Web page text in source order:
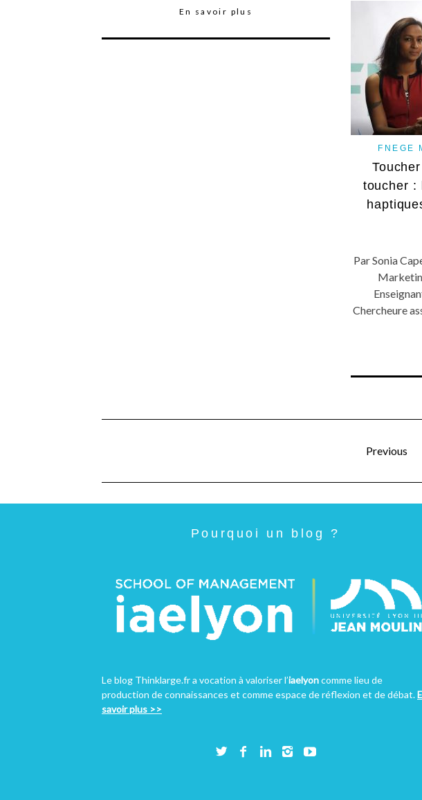
En savoir plus
FNEGE
toucher :
Par Sonia
Chercheure
Previous
Pourquoi un blog ?
Le blog Thinklarge.fr a vocation à valoriser l’iaelyoncomme lieu de
production de connaissances et comme espace de réflexion et de débat.
savoir plus >>